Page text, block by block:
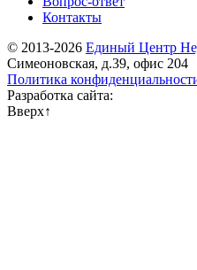
Контакты
© 2013-2026 Единый Центр
Симеоновская, д.39, офис 204
Политика
Разработка сайта:
Вверх↑